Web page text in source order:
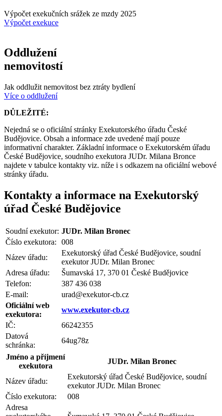
Výpočet exekučních srážek ze mzdy 2025
Výpočet exekuce
Oddlužení
nemovitostí
Jak oddlužit nemovitost bez ztráty bydlení
Více o oddlužení
DŮLEŽITÉ:
Nejedná se o oficiální stránky Exekutorského úřadu České
Budějovice. Obsah a informace zde uvedené mají pouze
informativní charakter. Základní informace o Exekutorském úřadu
České Budějovice, soudního exekutora JUDr. Milana Bronce
najdete v tabulce kontakty viz. níže i s odkazem na oficiální webové
stránky úřadu.
Kontakty a informace na Exekutorský
úřad České Budějovice
Soudní exekutor: JUDr. Milan Bronec
Číslo exekutora:
008
Název úřadu:
Exekutorský úřad České Budějovice, soudní
exekutor JUDr. Milan Bronec
Adresa úřadu:
Šumavská 17, 370 01 České Budějovice
Telefon:
387 436 038
E-mail:
urad@exekutor-cb.cz
Oficiální web
exekutora:
www.exekutor-cb.cz
IČ:
66242355
Datová
schránka:
64ug78z
Jméno a příjmení
exekutora
JUDr. Milan Bronec
Název úřadu:
Exekutorský úřad České Budějovice, soudní
exekutor JUDr. Milan Bronec
Číslo exekutora:
008
Adresa